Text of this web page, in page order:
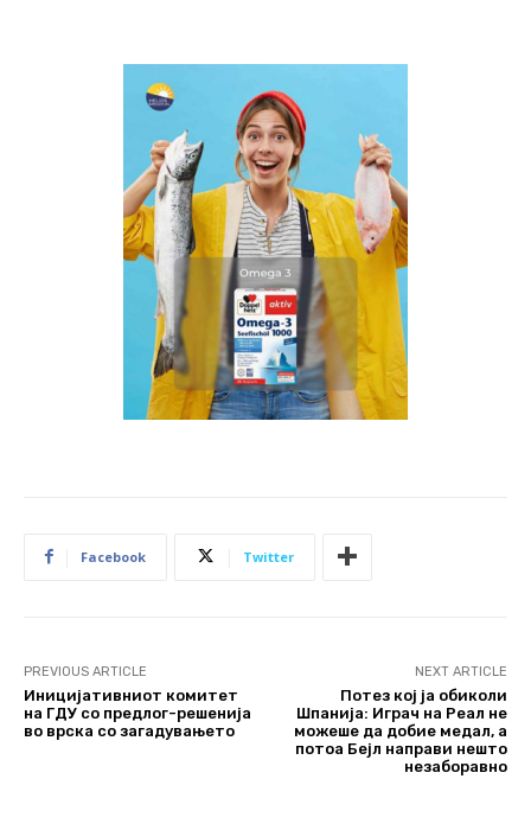
Facebook Twitter
PREVIOUS ARTICLE
Иницијативниот комитет
на ГДУ со предлог-решенија
во врска со загадувањето
NEXT ARTICLE
Потез кој ја обиколи
Шпанија: Играч на Реал не
можеше да добие медал, а
потоа Бејл направи нешто
незаборавно